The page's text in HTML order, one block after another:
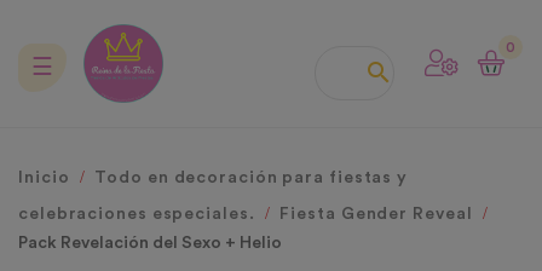

0
Navegación
☰
Inicio Todo en decoración para fiestas y
celebraciones especiales.
Fiesta Gender Reveal
Pack Revelación del Sexo + Helio